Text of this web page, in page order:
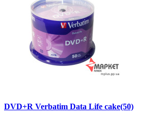
DVD+R Verbatim Data Life cake(50)